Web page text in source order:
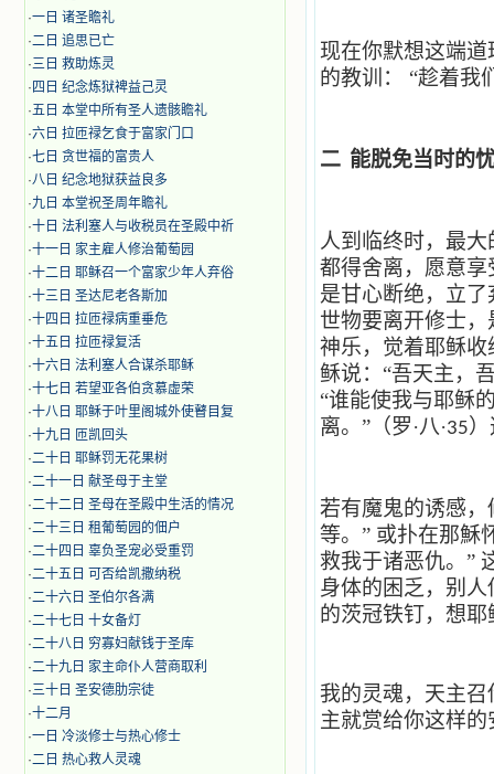
·一日 诸圣瞻礼
·二日 追思已亡
·三日 救助炼灵
· 四日 纪念炼狱裨益己灵
·五日 本堂中所有圣人遗骸瞻礼
·六日 拉匝禄乞食于富家门口
·七日 贪世福的富贵人
·八日 纪念地狱获益良多
·九日 本堂祝圣周年瞻礼
·十日 法利塞人与收税员在圣殿中祈
·十一日 家主雇人修治葡萄园
·十二日 耶稣召一个富家少年人弃俗
·十三日 圣达尼老各斯加
·十四日 拉匝禄病重垂危
·十五日 拉匝禄复活
·十六日 法利塞人合谋杀耶稣
·十七日 若望亚各伯贪慕虚荣
·十八日 耶稣于叶里阁城外使瞽目复
·十九日 匝凯回头
·二十日 耶稣罚无花果树
·二十一日 献圣母于主堂
·二十二日 圣母在圣殿中生活的情况
·二十三日 租葡萄园的佃户
·二十四日 辜负圣宠必受重罚
·二十五日 可否给凯撒纳税
·二十六日 圣伯尔各满
·二十七日 十女备灯
·二十八日 穷寡妇献钱于圣库
·二十九日 家主命仆人营商取利
·三十日 圣安德肋宗徒
·十二月
·​一日 冷淡修士与热心修士
·二日 热心救人灵魂
现在你默想这端
的教训：
“趁着我
二 能脱免当时的
人到临终时，最
都得舍离，愿意
是甘心断绝，立
世物要离开修士
神乐，觉着耶稣
稣说：“吾天主，
“谁能使我与耶稣
离。”（罗·八·35
若有魔鬼的诱感
等。” 或扑在那穌
救我于诸恶仇。”
身体的困乏，别
的茨冠铁钉，想
我的灵魂，天主
主就赏给你这样